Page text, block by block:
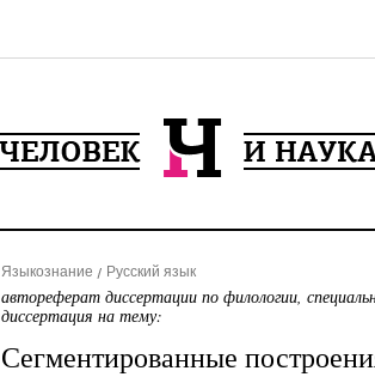
Языкознание Русский язык
автореферат диссертации по филологии,
диссертация на тему:
Сегментированные